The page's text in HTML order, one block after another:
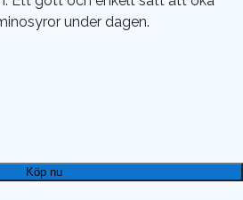
under dagen.
Köp nu